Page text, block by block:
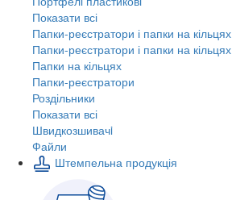
Показати всі
Папки-реєстратори і папки на кільцях
Папки-реєстратори і папки на кільцях
Папки на кільцях
Папки-реєстратори
Роздільники
Показати всі
Швидкозшивачi
Файли
Штемпельна продукція